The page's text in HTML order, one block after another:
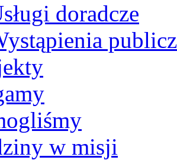
doradcze
w misji